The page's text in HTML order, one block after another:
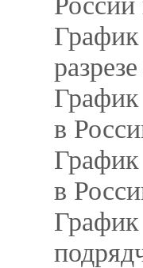
в
в